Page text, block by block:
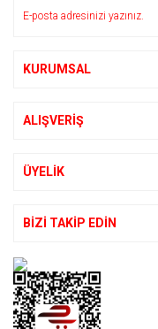
KURUMSAL
ALIŞVERİŞ
ÜYELİK
BİZİ TAKİP EDİN